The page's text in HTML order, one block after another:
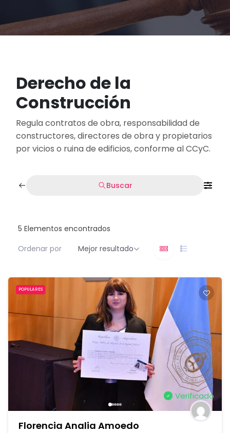
Derecho de la
Construcción
Regula contratos de obra, responsabilidad de
constructores, directores de obra y propietarios
por vicios o ruina de edificios, conforme al CCyC.
Buscar
5 Elementos encontrados
Ordenar por
Mejor resultado
POPULARES
Verificado
Florencia Analia Amoedo